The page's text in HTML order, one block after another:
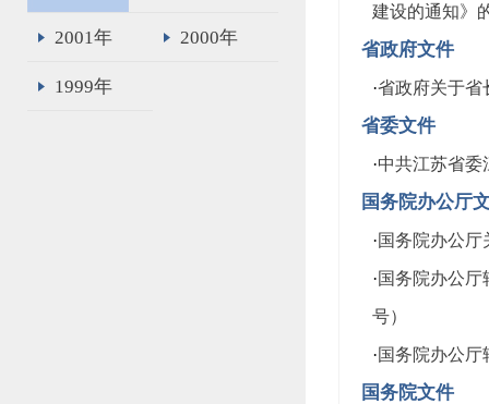
2001年 2000年
1999年
建设的通知》
省政府文件
·省政府关于省
省委文件
·中共江苏省委
国务院办公厅
·国务院办公
·国务院办公
号）
·国务院办公
国务院文件